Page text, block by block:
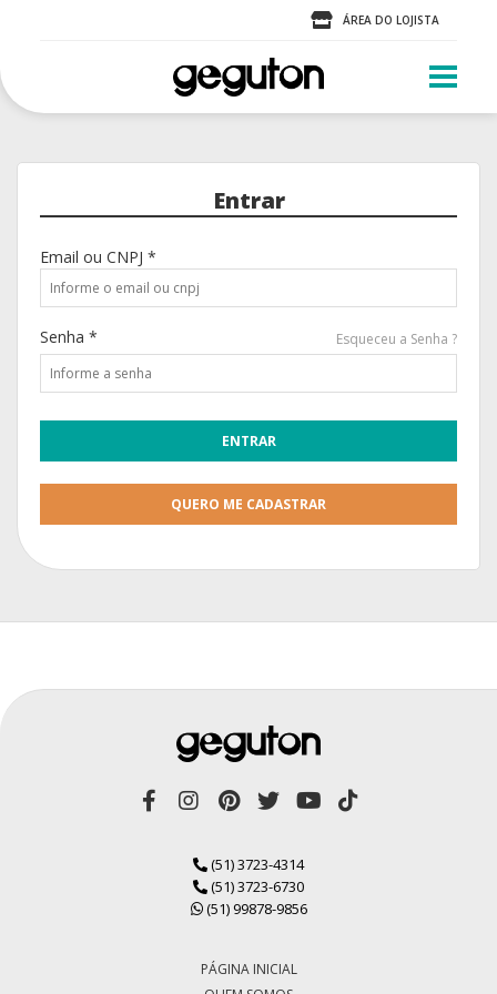
ÁREA DO LOJISTA
Entrar
Email ou CNPJ *
Senha * Esqueceu a Senha ?
QUERO ME CADASTRAR
(51) 3723-4314
(51) 3723-6730
(51) 99878-9856
PÁGINA INICIAL